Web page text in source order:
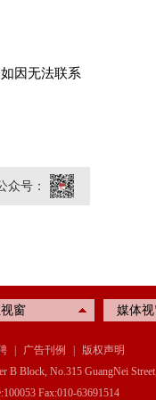
因无法联系
众号：
窗 媒体
广告刊例
版权声明
Block, No.315 GuangNei
Fax:010-63691514